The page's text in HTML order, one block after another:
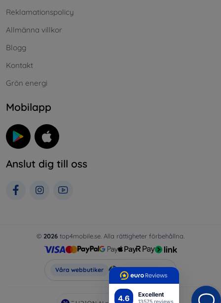
4.6 Excellent
Reklamationspolicy
Allmänna villkor
Blogg
Kontakt
Grön energi
Mobilapp
Anslut dig till oss
© 2026 top4mobile.se. Alla rättigheter förbehållna.
Våra webbutiker Top4Mobile.se